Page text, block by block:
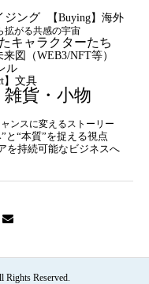
ジング 【Buying】海外
拡がる共感の宇宙
キャラクターたち
来図（WEB3/NFT等）
ル
】文具
雑貨・小物
ンスに変えるストーリー
と“本質”を捉える視点
を持続可能なビジネスへ
Reserved.